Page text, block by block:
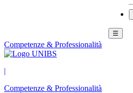
☰
Competenze & Professionalità
|
Competenze & Professionalità